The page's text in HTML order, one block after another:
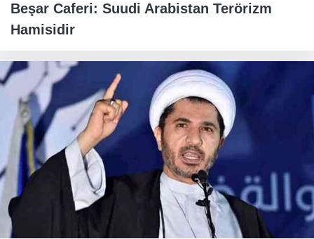
Beşar Caferi: Suudi Arabistan Terörizm
Hamisidir